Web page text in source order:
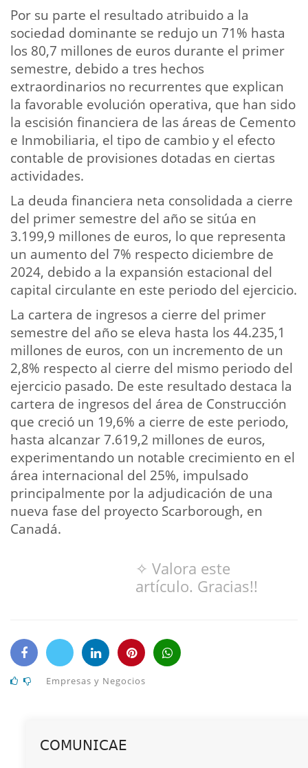
Por su parte el resultado atribuido a la
sociedad dominante se redujo un 71% hasta
los 80,7 millones de euros durante el primer
semestre, debido a tres hechos
extraordinarios no recurrentes que explican
la favorable evolución operativa, que han sido
la escisión financiera de las áreas de Cemento
e Inmobiliaria, el tipo de cambio y el efecto
contable de provisiones dotadas en ciertas
actividades.
La deuda financiera neta consolidada a cierre
del primer semestre del año se sitúa en
3.199,9 millones de euros, lo que representa
un aumento del 7% respecto diciembre de
2024, debido a la expansión estacional del
capital circulante en este periodo del ejercicio.
La cartera de ingresos a cierre del primer
semestre del año se eleva hasta los 44.235,1
millones de euros, con un incremento de un
2,8% respecto al cierre del mismo periodo del
ejercicio pasado. De este resultado destaca la
cartera de ingresos del área de Construcción
que creció un 19,6% a cierre de este periodo,
hasta alcanzar 7.619,2 millones de euros,
experimentando un notable crecimiento en el
área internacional del 25%, impulsado
principalmente por la adjudicación de una
nueva fase del proyecto Scarborough, en
Canadá.
✧ Valora este
artículo. Gracias!!
Empresas y Negocios
𝖢𝖮𝖬𝖴𝖭𝖨𝖢𝖠𝖤